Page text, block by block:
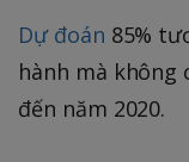
Dự đoán 85%
hành mà không
đến năm 2020.